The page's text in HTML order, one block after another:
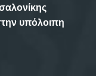
υπόλοιπη